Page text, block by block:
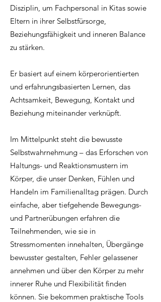
Disziplin, um Fachpersonal in Kitas sowie
Eltern in ihrer Selbstfürsorge,
Beziehungsfähigkeit und inneren Balance
zu stärken.
Er basiert auf einem körperorientierten
und erfahrungsbasierten Lernen, das
Achtsamkeit, Bewegung, Kontakt und
Beziehung miteinander verknüpft.
Im Mittelpunkt steht die bewusste
Selbstwahrnehmung – das Erforschen von
Haltungs- und Reaktionsmustern im
Körper, die unser Denken, Fühlen und
Handeln im Familienalltag prägen. Durch
einfache, aber tiefgehende Bewegungs-
und Partnerübungen erfahren die
Teilnehmenden, wie sie in
Stressmomenten innehalten, Übergänge
bewusster gestalten, Fehler gelassener
annehmen und über den Körper zu mehr
innerer Ruhe und Flexibilität finden
können. Sie bekommen praktische Tools